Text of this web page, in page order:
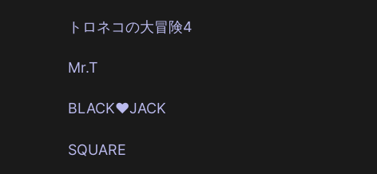
トロネコの大冒険4
Mr.T
BLACK♥JACK
SQUARE